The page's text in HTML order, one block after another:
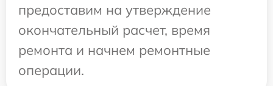
предоставим на утверждение
окончательный расчет, время
ремонта и начнем ремонтные
операции.